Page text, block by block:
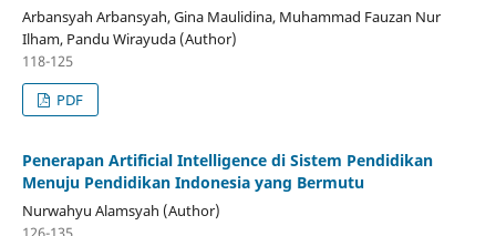
Arbansyah Arbansyah, Gina Maulidina, Muhammad Fauzan Nur
Ilham, Pandu Wirayuda (Author)
118-125
PDF
Penerapan Artificial Intelligence di Sistem Pendidikan
Menuju Pendidikan Indonesia yang Bermutu
Nurwahyu Alamsyah (Author)